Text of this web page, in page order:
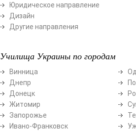
Юридическое направление
Дизайн
Другие направления
Училища Украины по городам
Винница
Днепр
Донецк
Житомир
Запорожье
Ивано-Франковск